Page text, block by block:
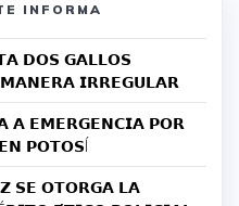
INFORMA
𝗗𝗢𝗦 𝗚𝗔𝗟𝗟𝗢𝗦
𝗜𝗥𝗥𝗘𝗚𝗨𝗟𝗔𝗥
𝗔 𝗘𝗠𝗘𝗥𝗚𝗘𝗡𝗖𝗜𝗔 𝗣𝗢𝗥
𝗣𝗢𝗧𝗢𝗦Í
𝗦𝗘 𝗢𝗧𝗢𝗥𝗚𝗔 𝗟𝗔